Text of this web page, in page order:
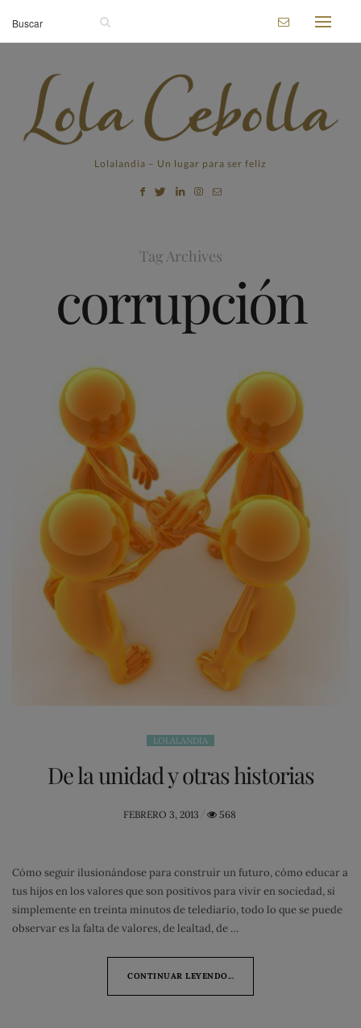
Lolalandia – Un lugar para ser feliz
Tag Archives
corrupción
LOLALANDIA
De la unidad y otras historias
POSTED
FEBRERO 3, 2013 568
Cómo seguir ilusionándose para construir un futuro, cómo educar a
tus hijos en los valores que son positivos para vivir en sociedad, si
simplemente en treinta minutos de telediario, todo lo que se puede
observar es la falta de valores, de lealtad, de …
CONTINUAR LEYENDO...